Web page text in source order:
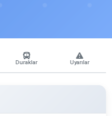
Duraklar Uyarılar